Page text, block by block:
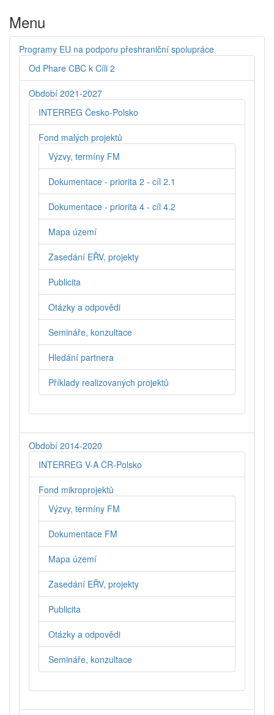
Menu
Programy EU na podporu přeshraniční spolupráce
Od Phare CBC k Cíli 2
Období 2021-2027
INTERREG Česko-Polsko
Fond malých projektů
Výzvy, termíny FM
Dokumentace - priorita 2 - cíl 2.1
Dokumentace - priorita 4 - cíl 4.2
Mapa území
Zasedání EŘV, projekty
Publicita
Otázky a odpovědi
Semináře, konzultace
Hledání partnera
Příklady realizovaných projektů
Období 2014-2020
INTERREG V-A ČR-Polsko
Fond mikroprojektů
Výzvy, termíny FM
Dokumentace FM
Mapa území
Zasedání EŘV, projekty
Publicita
Otázky a odpovědi
Semináře, konzultace